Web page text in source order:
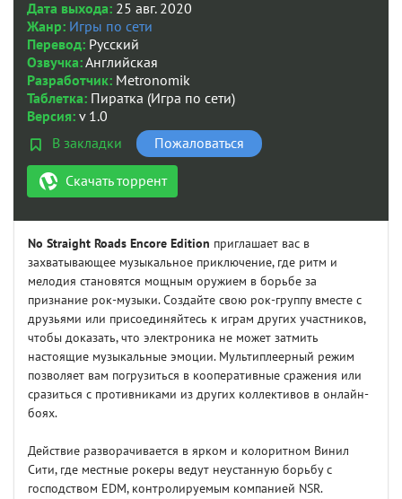
Дата выхода: 25 авг. 2020
Жанр: Игры по сети
Перевод: Русский
Озвучка:Английская
Разработчик: Metronomik
Таблетка: Пиратка (Игра по сети)
Версия: v 1.0
В закладки
Пожаловаться
Скачать торрент
No Straight Roads Encore Edition приглашает вас в
захватывающее музыкальное приключение, где ритм и
мелодия становятся мощным оружием в борьбе за
признание рок-музыки. Создайте свою рок-группу вместе с
друзьями или присоединяйтесь к играм других участников,
чтобы доказать, что электроника не может затмить
настоящие музыкальные эмоции. Мультиплеерный режим
позволяет вам погрузиться в кооперативные сражения или
сразиться с противниками из других коллективов в онлайн-
боях.
Действие разворачивается в ярком и колоритном Винил
Сити, где местные рокеры ведут неустанную борьбу с
господством EDM, контролируемым компанией NSR.